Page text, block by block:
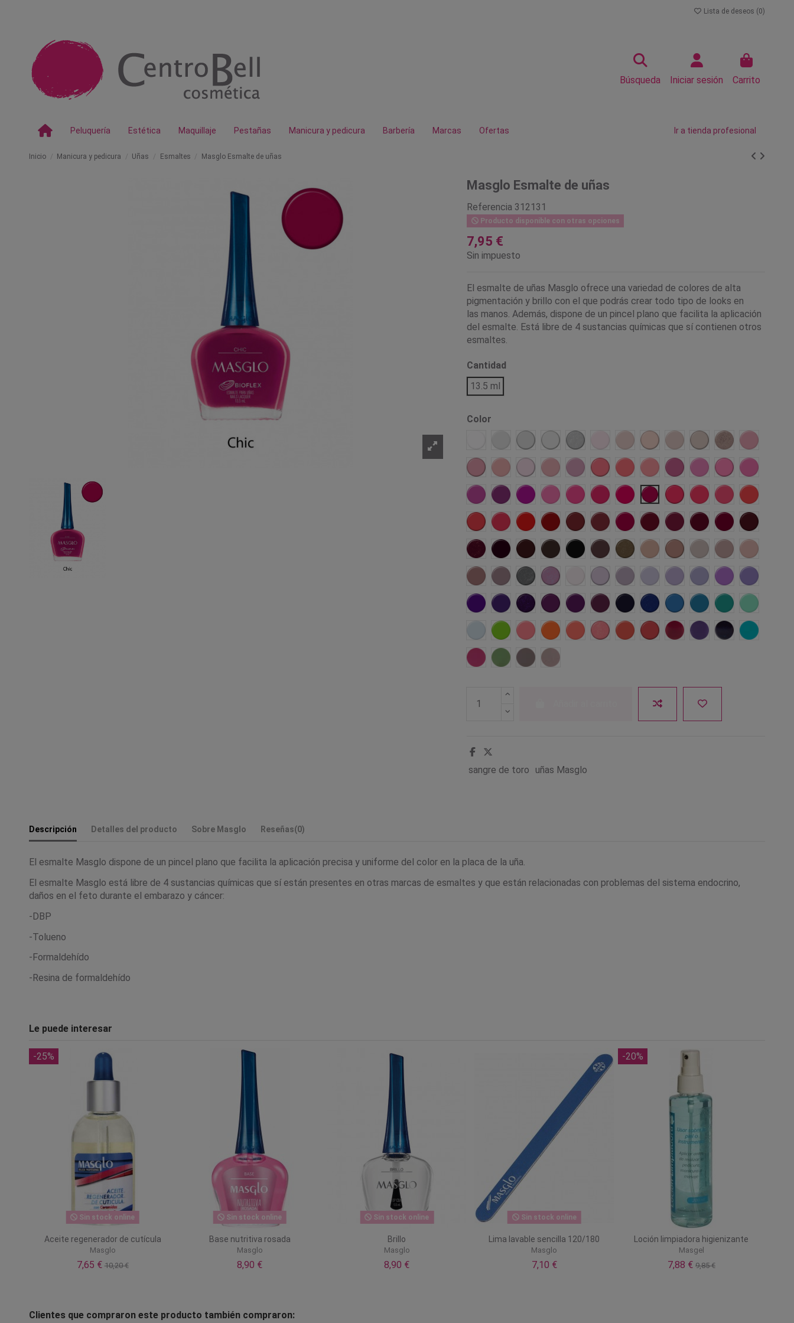
Lista de deseos (0)
Búsqueda Iniciar sesión Carrito
Peluquería Estética Maquillaje Pestañas Manicura y pedicura Barbería Marcas Ofertas Ir a tienda profesional
Inicio Manicura y pedicura Uñas Esmaltes Masglo Esmalte de uñas
Masglo Esmalte de uñas
Referencia 312131
Producto disponible con otras opciones
7,95 €
Sin impuesto
El esmalte de uñas Masglo ofrece una variedad de colores de alta
pigmentación y brillo con el que podrás crear todo tipo de looks en
las manos. Además, dispone de un pincel plano que facilita la aplicación
del esmalte. Está libre de 4 sustancias químicas que sí contienen otros
esmaltes.
Cantidad
13.5 ml
Color
LiberadaAngelicalEjecutivaBlanco Nacar
Novia PrisioneraFrancés Tierna AtrevidaRegia Rebelde
Bella Amable Ilusión Mimada CandidataEmprendedora
CaprichosaProvocativa
Actual TrabajadoraExtremaAmigable
ArtisticaDinámicaPícara EmocionalCautivadoraCampeonaRumberaChic Divina Ajena ImpactanteExplosiva
FufurufaUrbana OrgullosaLinda Fiesta Profesional
Torera Artista MalvadaMágica LujuriosaAusente
Insinuante
Golosa Gomela Sangre Toro
Negro CreadoraGlamorosa
Diva IdealistaMatrimonioSofisticadaDominante
IntriganteVirginal Gitana Franca Nieve CalmadaProvocadora
Soltera Amante TecnológicaPsicodélica
RockeraRelajadaIncitanteCantanteExcitanteQuerendonaDesvergonzada
AtractivaCasquivanaMarineraEntretenidaLuchadora
SolidariaEléctricaBusconaZánganaEmpoderada
DecididaConvencidaCualquiera
Sexy Extraordinaria
ArriesgadaBurlona
FanaticaFresca PacienteTalentosa
sangre de toro uñas Masglo
Descripción Detalles del producto Sobre Masglo Reseñas(0)
El esmalte Masglo dispone de un pincel plano que facilita la aplicación precisa y uniforme del color en la placa de la uña.
El esmalte Masglo está libre de 4 sustancias químicas que sí están presentes en otras marcas de esmaltes y que están relacionadas con problemas del sistema endocrino,
daños en el feto durante el embarazo y cáncer:
-DBP
-Tolueno
-Formaldehído
-Resina de formaldehído
Le puede interesar
-25%
Sin stock online
Aceite regenerador de cutícula
Masglo
7,65 € 10,20 €
Sin stock online
Base nutritiva rosada
Masglo
8,90 €
Sin stock online
Brillo
Masglo
8,90 €
Sin stock online
Lima lavable sencilla 120/180
Masglo
7,10 €
-20%
Loción limpiadora higienizante
Masgel
7,88 € 9,85 €
Clientes que compraron este producto también compraron: